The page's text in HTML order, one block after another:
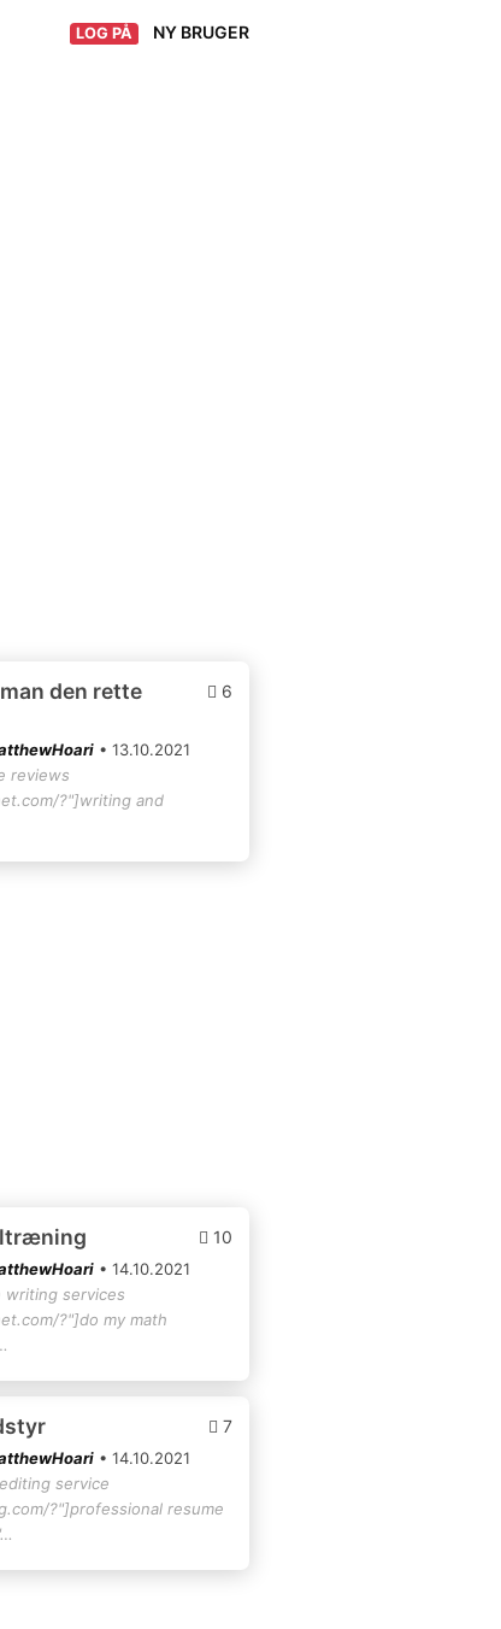
den rette
6
• 13.10.2021
reviews
?"]writing and
10
• 14.10.2021
writing services
?"]do my math
7
• 14.10.2021
service
?"]professional resume
NY BRUGER
LOG PÅ